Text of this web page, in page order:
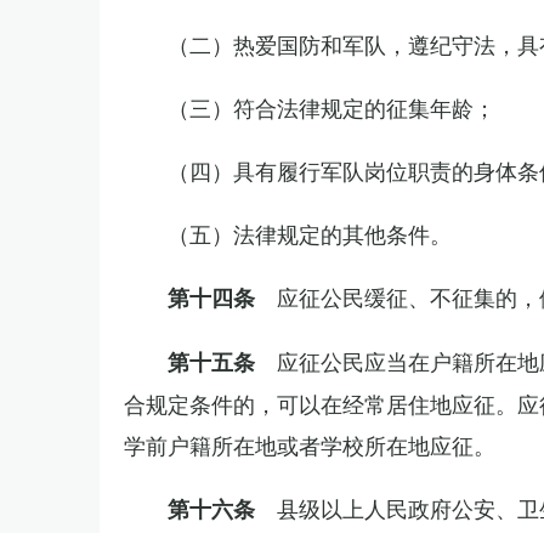
（二）热爱国防和军队，遵纪守法，
（三）符合法律规定的征集年龄；
（四）具有履行军队岗位职责的身体
（五）法律规定的其他条件。
第十四条 应征公民缓征、不征集的，
第十五条 应征公民应当在户籍所在
合规定条件的，可以在经常居住地应征。
学前户籍所在地或者学校所在地应征。
第十六条 县级以上人民政府公安、